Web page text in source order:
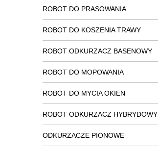
ROBOT DO PRASOWANIA
ROBOT DO KOSZENIA TRAWY
ROBOT ODKURZACZ BASENOWY
ROBOT DO MOPOWANIA
ROBOT DO MYCIA OKIEN
ROBOT ODKURZACZ HYBRYDOWY
ODKURZACZE PIONOWE